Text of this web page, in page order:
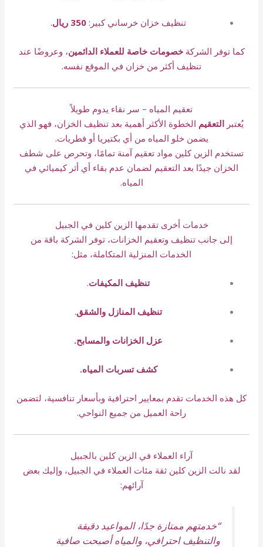
تنظيف خزان خرساني كبير: 350 ريال .
كما توفر الشركةخصومات خاصة للعملاء الدائمين، وعروضًا عند
تنظيف أكثر من خزان في الموقع نفسه.
تعقيم المياه – سر نقاء يدوم طويلاً
يُعتبر التعقيم الخطوة الأكثر أهمية بعد تنظيف الخزان، فهو الذي
يضمن خلو المياه من أي بكتيريا أو فطريات.
تستخدم الزين كلين مواد تعقيم آمنة تمامًا، وتحرص على شطف
الخزان جيدًا بعد التعقيم لضمان عدم بقاء أي أثر كيميائي في
المياه.
خدمات أخرى تقدمها الزين كلين في الجبيل
إلى جانب تنظيف وتعقيم الخزانات، توفر الشركة باقة من
الخدمات المنزلية المتكاملة، مثل:
تنظيف المكيفات.
تنظيف المنازل والشقق.
عزل الخزانات والمسابح.
كشف تسربات المياه.
كل هذه الخدمات تقدم بمعايير احترافية وبأسعار تنافسية، لتضمن
راحة العميل من جميع النواحي.
آراء العملاء في الزين كلين بالجبيل
لقد نالت الزين كلين ثقة مئات العملاء في الجبيل، وإليك بعض
آرائهم:
“خدمتهم ممتازة جدًا، المواعيد دقيقة
والتنظيف احترافي، والمياه أصبحت صافية